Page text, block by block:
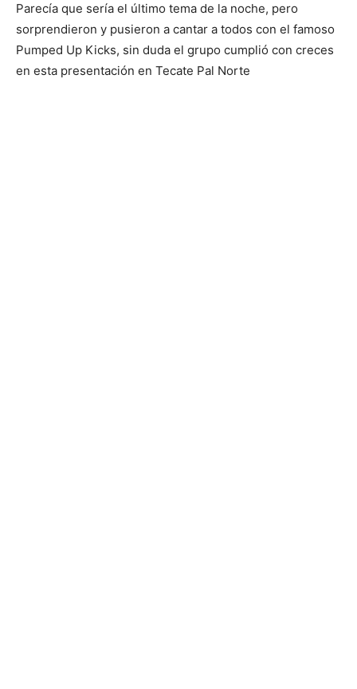
Parecía que sería el último tema de la noche, pero
sorprendieron y pusieron a cantar a todos con el famoso
Pumped Up Kicks, sin duda el grupo cumplió con creces
en esta presentación en Tecate Pal Norte